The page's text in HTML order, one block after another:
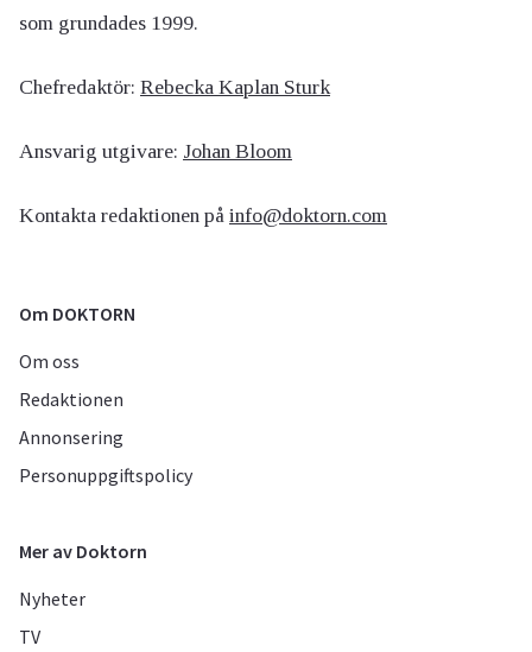
som grundades 1999.
Chefredaktör: Rebecka Kaplan Sturk
Ansvarig utgivare: Johan Bloom
Kontakta redaktionen på info@doktorn.com
Om DOKTORN
Om oss
Redaktionen
Annonsering
Personuppgiftspolicy
Mer av Doktorn
Nyheter
TV